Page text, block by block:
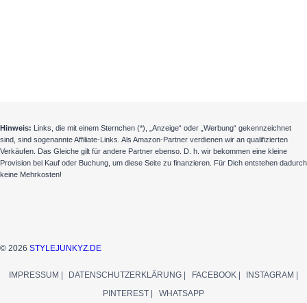
Hinweis: Links, die mit einem Sternchen (*), „Anzeige“ oder „Werbung“ gekennzeichnet
sind, sind sogenannte Affiliate-Links. Als Amazon-Partner verdienen wir an qualifizierten
Verkäufen. Das Gleiche gilt für andere Partner ebenso. D. h. wir bekommen eine kleine
Provision bei Kauf oder Buchung, um diese Seite zu finanzieren. Für Dich entstehen dadurch
keine Mehrkosten!
© 2026 STYLEJUNKYZ.DE
IMPRESSUM | DATENSCHUTZERKLÄRUNG | FACEBOOK |
INSTAGRAM |
PINTEREST |
WHATSAPP